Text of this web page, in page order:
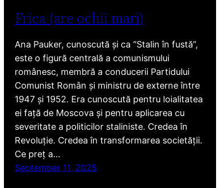
Frica (are ochii mari)
Ana Pauker, cunoscută și ca “Stalin în fustă”,
este o figură centrală a comunismului
românesc, membră a conducerii Partidului
Comunist Român și ministru de externe între
1947 și 1952. Era cunoscută pentru loialitatea
ei față de Moscova și pentru aplicarea cu
severitate a politicilor staliniste. Credea în
Revoluție. Credea în transformarea societății.
Ce preț a…
September 11, 2025